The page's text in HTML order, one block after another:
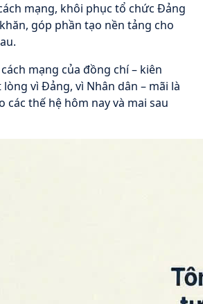
mạng, khôi phục tổ chức Đảng
góp phần tạo nền tảng cho
mạng của đồng chí – kiên
vì Đảng, vì Nhân dân – mãi là
các thế hệ hôm nay và mai sau